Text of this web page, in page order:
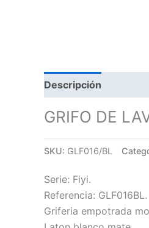
Descripción
GRIFO DE
SKU: GLF016/BL
Serie: Fiyi.
Referencia: GLF016BL.
Griferia empotrada